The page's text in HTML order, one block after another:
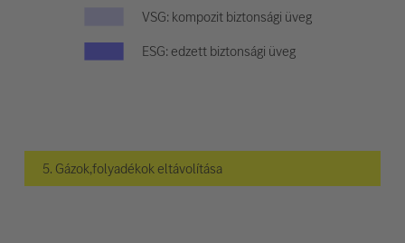
VSG: kompozit biztonsági üveg
ESG: edzett biztonsági üveg
5. Gázok,folyadékok eltávolítása